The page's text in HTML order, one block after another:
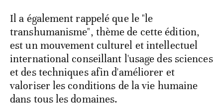
Il a également rappelé que le "le
transhumanisme", thème de cette édition,
est un mouvement culturel et intellectuel
international conseillant l'usage des sciences
et des techniques afin d'améliorer et
valoriser les conditions de la vie humaine
dans tous les domaines.